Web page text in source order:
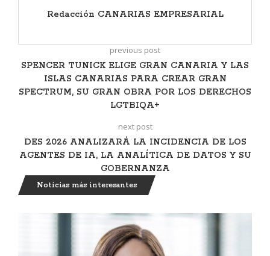
Redacción CANARIAS EMPRESARIAL
previous post
SPENCER TUNICK ELIGE GRAN CANARIA Y LAS
ISLAS CANARIAS PARA CREAR GRAN
SPECTRUM, SU GRAN OBRA POR LOS DERECHOS
LGTBIQA+
next post
DES 2026 ANALIZARÁ LA INCIDENCIA DE LOS
AGENTES DE IA, LA ANALÍTICA DE DATOS Y SU
GOBERNANZA
Noticias más interesantes